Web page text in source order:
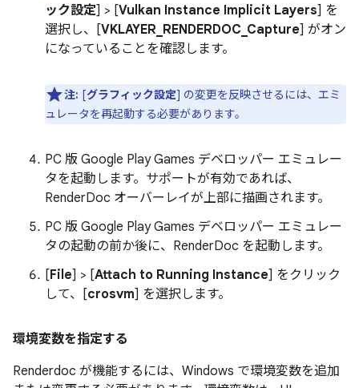
ック設定] > [Vulkan Instance Implicit Layers] を
選択し、[VKLAYER_RENDERDOC_Capture] がオン
になっていることを確認します。
注: [グラフィック設定] の変更を反映させるには、エミ
ュレータを再起動する必要があります。
PC 版 Google Play Games デベロッパー エミュレー
タを起動します。サポートが有効であれば、
RenderDoc オーバーレイが上部に描画されます。
PC 版 Google Play Games デベロッパー エミュレー
タの起動の前か後に、RenderDoc を起動します。
[File] > [Attach to Running Instance] をクリック
して、[crosvm] を選択します。
環境変数を指定する
Renderdoc が機能するには、Windows で環境変数を追加